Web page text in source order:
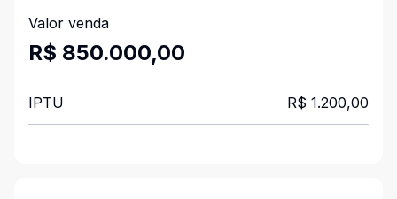
Valor venda
R$ 850.000,00
IPTU R$ 1.200,00